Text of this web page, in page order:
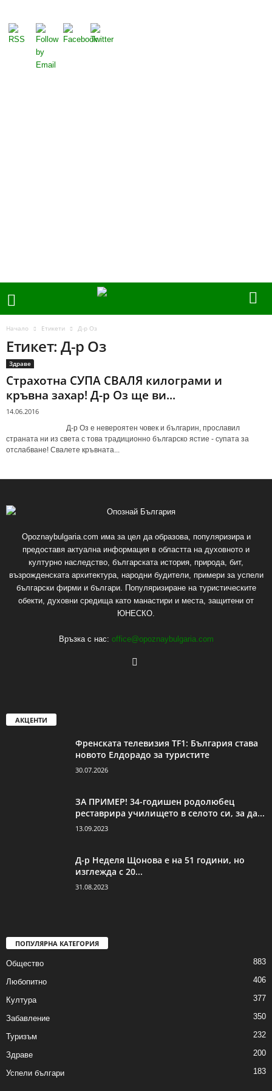
Начало Етикети Д-р Оз
Етикет: Д-р Оз
Здраве
Страхотна СУПА СВАЛЯ килограми и
кръвна захар! Д-р Оз ще ви...
14.06.2016
Д-р Оз е невероятен човек и българин, прославил
страната ни из света с това традиционно българско ястие - супата за
отслабване! Свалете кръвната...
Opoznaybulgaria.com има за цел да образова, популяризира и
предоставя актуална информация в областта на духовното и
културно наследство, българската история, природа, бит,
възрожденската архитектура, народни будители, примери за успели
български фирми и българи. Популяризиране на туристическите
обекти, духовни средища като манастири и места, защитени от
ЮНЕСКО.
Връзка с нас: office@opoznaybulgaria.com
АКЦЕНТИ
Френската телевизия TF1: България става
новото Елдорадо за туристите
30.07.2026
ЗА ПРИМЕР! 34-годишен родолюбец
реставрира училището в селото си, за да...
13.09.2023
Д-р Неделя Щонова е на 51 години, но
изглежда с 20...
31.08.2023
ПОПУЛЯРНА КАТЕГОРИЯ
Общество 883
Любопитно 406
Култура 377
Забавление 350
Туризъм 232
Здраве 200
Успели българи 183